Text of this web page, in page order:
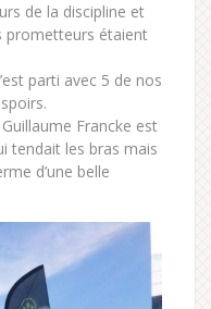
de la discipline et
prometteurs étaient
parti avec 5 de nos
Francke est
tendait les bras mais
d’une belle